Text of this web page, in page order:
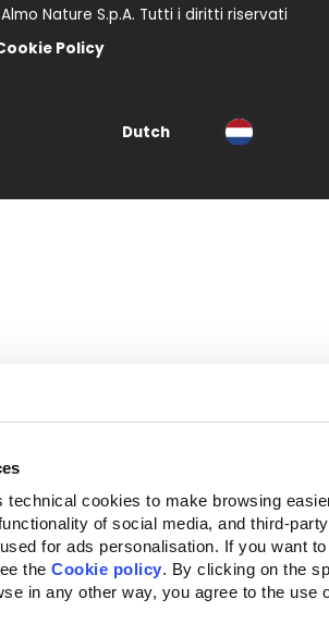
technical cookies to make browsing
of social media, and third-
for ads personalisation. If you want
the Cookie policy. By clicking on the
in any other way, you agree to the use
Nature S.p.A. Tutti i diritti riservati
Policy
Dutch
Deutsch
Italiano